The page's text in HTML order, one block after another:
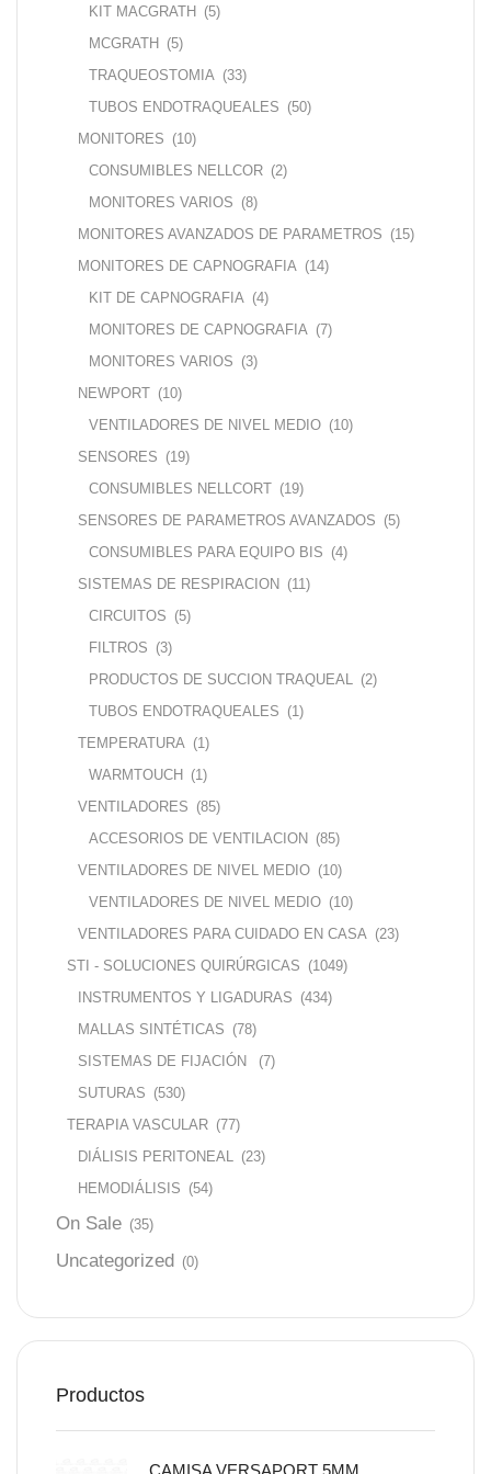
KIT MACGRATH (5)
MCGRATH (5)
TRAQUEOSTOMIA (33)
TUBOS ENDOTRAQUEALES (50)
MONITORES (10)
CONSUMIBLES NELLCOR (2)
MONITORES VARIOS (8)
MONITORES AVANZADOS DE PARAMETROS (15)
MONITORES DE CAPNOGRAFIA (14)
KIT DE CAPNOGRAFIA (4)
MONITORES DE CAPNOGRAFIA (7)
MONITORES VARIOS (3)
NEWPORT (10)
VENTILADORES DE NIVEL MEDIO (10)
SENSORES (19)
CONSUMIBLES NELLCORT (19)
SENSORES DE PARAMETROS AVANZADOS (5)
CONSUMIBLES PARA EQUIPO BIS (4)
SISTEMAS DE RESPIRACION (11)
CIRCUITOS (5)
FILTROS (3)
PRODUCTOS DE SUCCION TRAQUEAL
(2)
TUBOS ENDOTRAQUEALES (1)
TEMPERATURA (1)
WARMTOUCH (1)
VENTILADORES (85)
ACCESORIOS DE VENTILACION (85)
VENTILADORES DE NIVEL MEDIO (10)
VENTILADORES DE NIVEL MEDIO (10)
VENTILADORES PARA CUIDADO EN CASA (23)
STI - SOLUCIONES QUIRÚRGICAS (1049)
INSTRUMENTOS Y LIGADURAS (434)
MALLAS SINTÉTICAS (78)
SISTEMAS DE FIJACIÓN
(7)
SUTURAS (530)
TERAPIA VASCULAR (77)
DIÁLISIS PERITONEAL
(23)
HEMODIÁLISIS (54)
On Sale (35)
Uncategorized (0)
Productos